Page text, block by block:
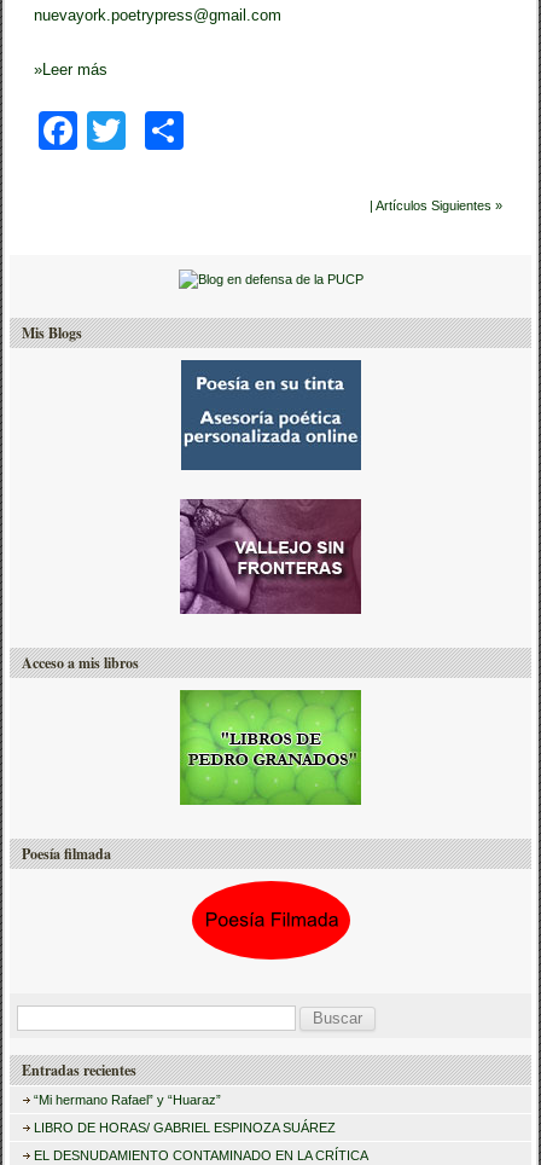
nuevayork.poetrypress@gmail.com
»Leer más
F
o
o
ar
tir
| Artículos Siguientes »
Mis Blogs
Acceso a mis libros
Poesía filmada
s
Entradas recientes
“Mi hermano Rafael” y “Huaraz”
LIBRO DE HORAS/ GABRIEL ESPINOZA SUÁREZ
EL DESNUDAMIENTO CONTAMINADO EN LA CRÍTICA